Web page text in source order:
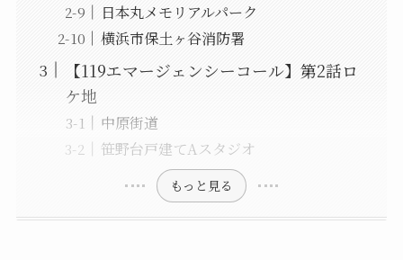
日本丸メモリアルパーク
横浜市保土ヶ谷消防署
【119エマージェンシーコール】第2話ロ
ケ地
中原街道
笹野台戸建てAスタジオ
もっと見る